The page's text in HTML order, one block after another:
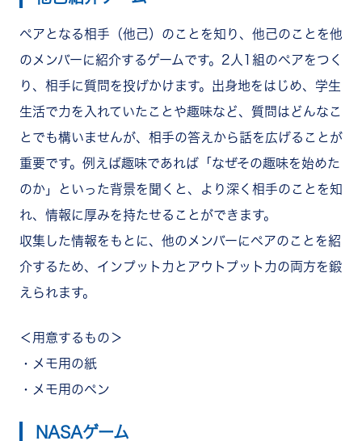
ペアとなる相手（他己）のことを知り、他己のことを他
のメンバーに紹介するゲームです。2人1組のペアをつく
り、相手に質問を投げかけます。出身地をはじめ、学生
生活で力を入れていたことや趣味など、質問はどんなこ
とでも構いませんが、相手の答えから話を広げることが
重要です。例えば趣味であれば「なぜその趣味を始めた
のか」といった背景を聞くと、より深く相手のことを知
れ、情報に厚みを持たせることができます。
収集した情報をもとに、他のメンバーにペアのことを紹
介するため、インプット力とアウトプット力の両方を鍛
えられます。
＜用意するもの＞
・メモ用の紙
・メモ用のペン
NASAゲーム